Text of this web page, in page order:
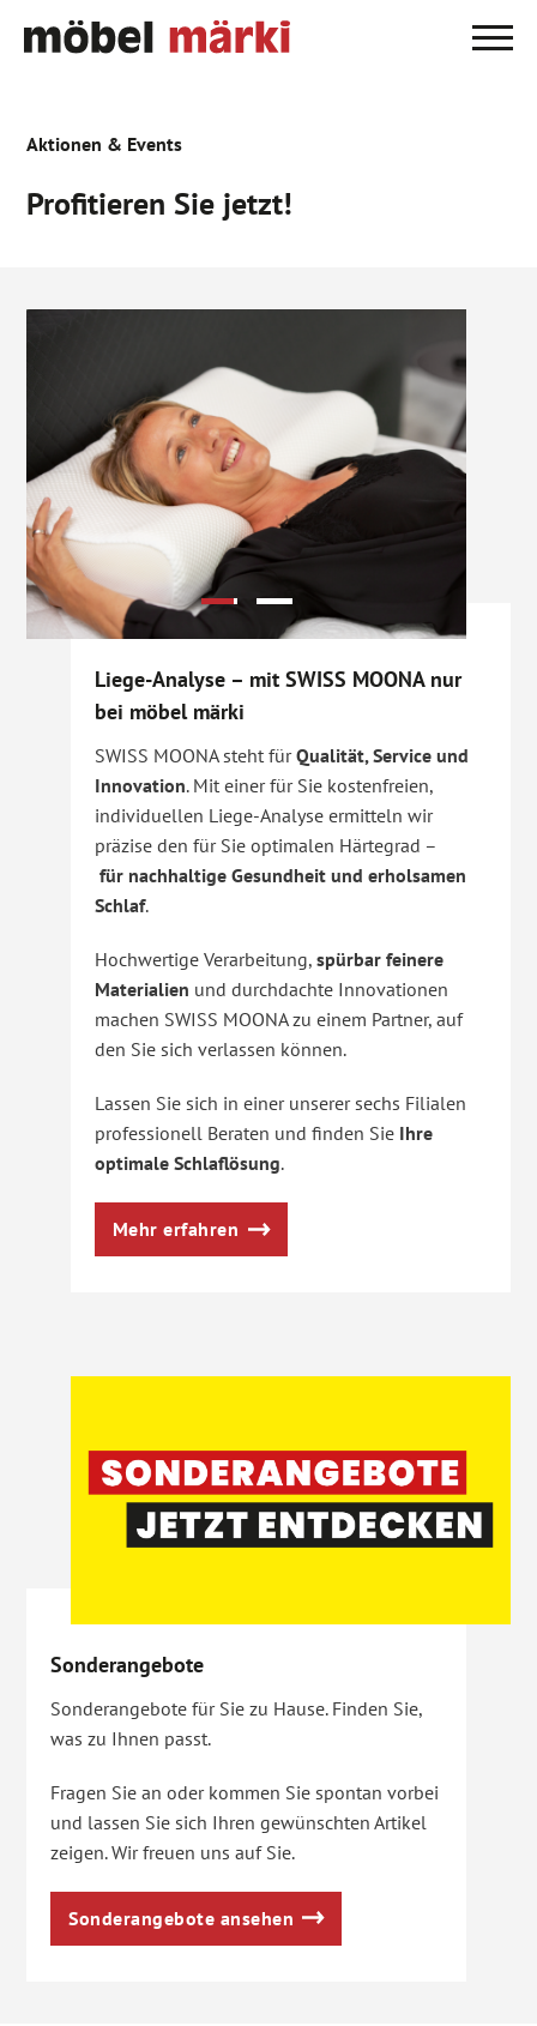
Aktionen & Events
Profitieren Sie jetzt!
Liege-Analyse – mit SWISS MOONA nur
bei möbel märki
SWISS MOONA steht fürQualität, Service und
Innovation. Mit einer für Sie kostenfreien,
individuellen Liege-Analyse ermitteln wir
präzise den für Sie optimalen Härtegrad –
für nachhaltige Gesundheit und erholsamen
Schlaf.
Hochwertige Verarbeitung, spürbar feinere
Materialien und durchdachte Innovationen
machen SWISS MOONA zu einem Partner, auf
den Sie sich verlassen können.
Lassen Sie sich in einer unserer sechs Filialen
professionell Beraten und finden Sie Ihre
optimale Schlaflösung.
Mehr erfahren
Sonderangebote
Sonderangebote für Sie zu Hause. Finden Sie,
was zu Ihnen passt.
Fragen Sie an oder kommen Sie spontan vorbei
und lassen Sie sich Ihren gewünschten Artikel
zeigen. Wir freuen uns auf Sie.
Sonderangebote ansehen